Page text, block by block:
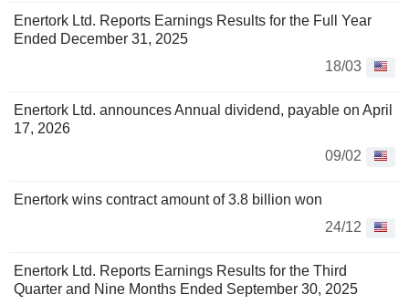
Enertork Ltd. Reports Earnings Results for the Full Year
Ended December 31, 2025
18/03
Enertork Ltd. announces Annual dividend, payable on April
17, 2026
09/02
Enertork wins contract amount of 3.8 billion won
24/12
Enertork Ltd. Reports Earnings Results for the Third
Quarter and Nine Months Ended September 30, 2025